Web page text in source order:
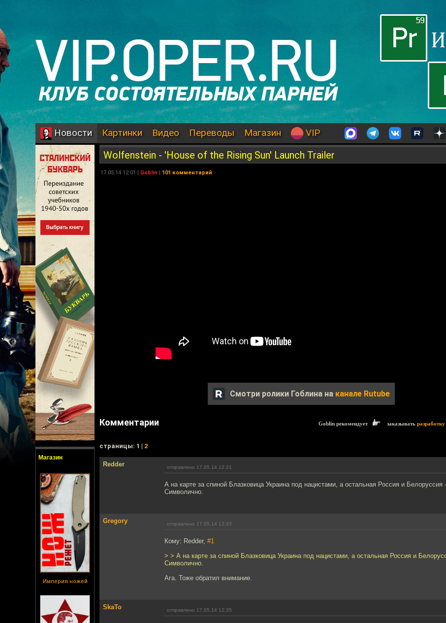
Новости Картинки Видео Переводы Магазин VIP
Магазин
Империя ножей
Wolfenstein - 'House of the Rising Sun' Launch Trailer
17.05.14 12:01 | Goblin | 101 комментарий
Смотри ролики Гоблина на канале Rutube
Комментарии Goblin рекомендует заказывать
cтраницы: 1 | 2
Redder отправлено 17.05.14 12:21
А на карте за спиной Блазковица Украина под нацистами, а остальная Россия и Белоруссия
Символично.
Gregory отправлено 17.05.14 12:33
Кому: Redder, #1
> > А на карте за спиной Блазковица Украина под нацистами, а остальная Россия и
Символично.
Ага. Тоже обратил внимание.
SkaTo отправлено 17.05.14 12:35